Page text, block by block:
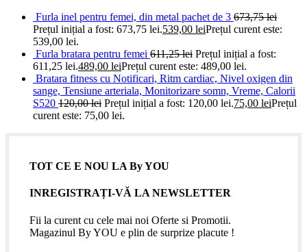
Furla inel pentru femei, din metal pachet de 3 673,75lei
Prețul inițial a fost: 673,75 lei.539,00 leiPrețul curent este:
539,00 lei.
Furla bratara pentru femei 611,25lei Prețul inițial a fost:
611,25 lei.489,00 leiPrețul curent este: 489,00 lei.
Bratara fitness cu Notificari, Ritm cardiac, Nivel oxigen din
sange, Tensiune arteriala, Monitorizare somn, Vreme, Calorii
S520 120,00lei Prețul inițial a fost: 120,00 lei.75,00 leiPrețul
curent este: 75,00 lei.
TOT CE E NOU LA By YOU
INREGISTRAȚI-VĂ LA NEWSLETTER
Fii la curent cu cele mai noi Oferte si Promotii.
Magazinul By YOU e plin de surprize placute !